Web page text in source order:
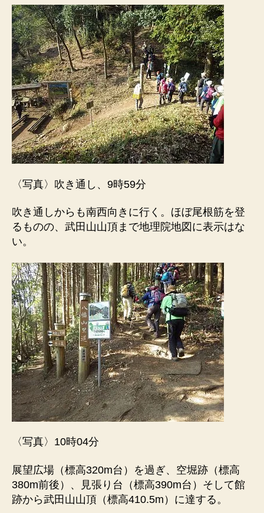
〈写真〉吹き通し、9時59分
吹き通しからも南西向きに行く。ほぼ尾根筋を登
るものの、武田山山頂まで地理院地図に表示はな
い。
〈写真〉10時04分
展望広場（標高320m台）を過ぎ、空堀跡（標高
380m前後）、見張り台（標高390m台）そして館
跡から武田山山頂（標高410.5m）に達する。